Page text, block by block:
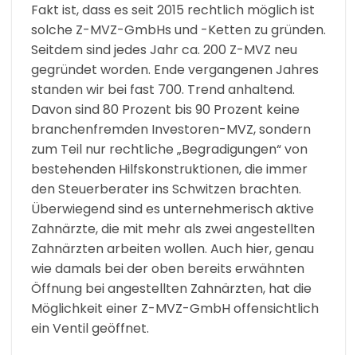
Fakt ist, dass es seit 2015 rechtlich möglich ist
solche Z-MVZ-GmbHs und -Ketten zu gründen.
Seitdem sind jedes Jahr ca. 200 Z-MVZ neu
gegründet worden. Ende vergangenen Jahres
standen wir bei fast 700. Trend anhaltend.
Davon sind 80 Prozent bis 90 Prozent keine
branchenfremden Investoren-MVZ, sondern
zum Teil nur rechtliche „Begradigungen“ von
bestehenden Hilfskonstruktionen, die immer
den Steuerberater ins Schwitzen brachten.
Überwiegend sind es unternehmerisch aktive
Zahnärzte, die mit mehr als zwei angestellten
Zahnärzten arbeiten wollen. Auch hier, genau
wie damals bei der oben bereits erwähnten
Öffnung bei angestellten Zahnärzten, hat die
Möglichkeit einer Z-MVZ-GmbH offensichtlich
ein Ventil geöffnet.